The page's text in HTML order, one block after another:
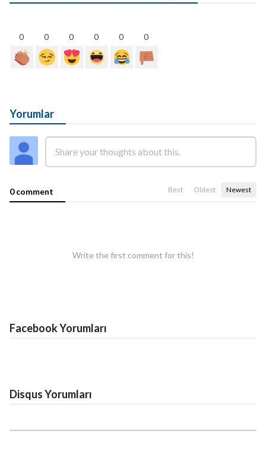
0 0 0 0 0 0
Yorumlar
0 comment Best Oldest Newest
Write the first comment for this!
Facebook Yorumları
Disqus Yorumları